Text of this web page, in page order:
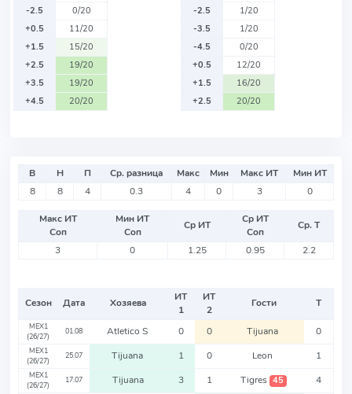
-2.5
0/20
+0.5
11/20
+1.5
15/20
+2.5
19/20
+3.5
19/20
+4.5
20/20
-2.5
1/20
-3.5
1/20
-4.5
0/20
+0.5
12/20
+1.5
16/20
+2.5
20/20
В Н П Ср. разница Макс Мин Макс ИТ
Мин ИТ
8
8 4 0.3 4 0 3 0
Макс ИТ
Соп
Мин ИТ
Соп
Ср ИТ
Ср ИТ
Соп
Ср. Т
3
0 1.25 0.95 2.2
Сезон Дата Хозяева
ИТ
1
ИТ
2
Гости Т
MEX1
(26/27)
01.08 Atletico S 0 0 Tijuana 0
MEX1
(26/27)
25.07 Tijuana 1 0 Leon 1
MEX1
(26/27)
17.07 Tijuana 3 1 Tigres 45 4